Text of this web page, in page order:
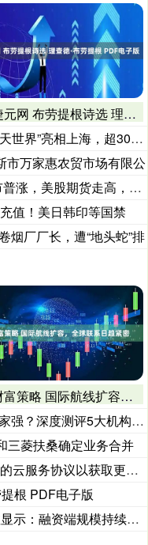
布劳提根诗选 理查德·布劳提根 PDF电子版
界”亮相上海，超300件
市万家惠农贸市场有限公
美股期货走高，黄金站
值！美日韩印等国禁
烟厂厂长，遭“地头蛇”排
策略 国际航线扩容，全球联系日趋紧密
？深度测评5大机构，伴
三菱扶桑确定业务合并
服务协议以获取更多计
根 PDF电子版
：融资端规模持续扩张